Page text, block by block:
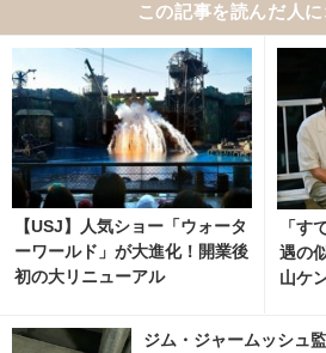
この記事を読んだ人
【USJ】人気ショー「ウォータ
ーワールド」が大進化！開業後
初の大リニューアル
「す
遇の
山ケ
ジム・ジャームッシュ